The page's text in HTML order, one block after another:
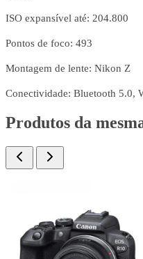
ISO expansível até: 204.800
Pontos de foco: 493
Montagem de lente: Nikon Z
Conectividade: Bluetooth 5.0,
Produtos da